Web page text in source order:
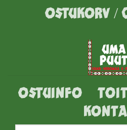
OSTUKORV /
OSTUINFO